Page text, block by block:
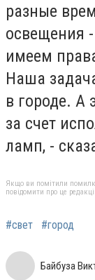
разные
освещения
имеем
Наша
в городе. А
за счет
ламп, -
Якщо ви помітили
повідомити про це
#свет #город
Байбуза